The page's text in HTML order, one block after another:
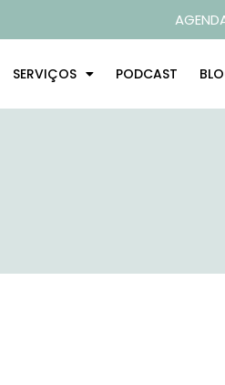
SERVIÇOS PODCAST